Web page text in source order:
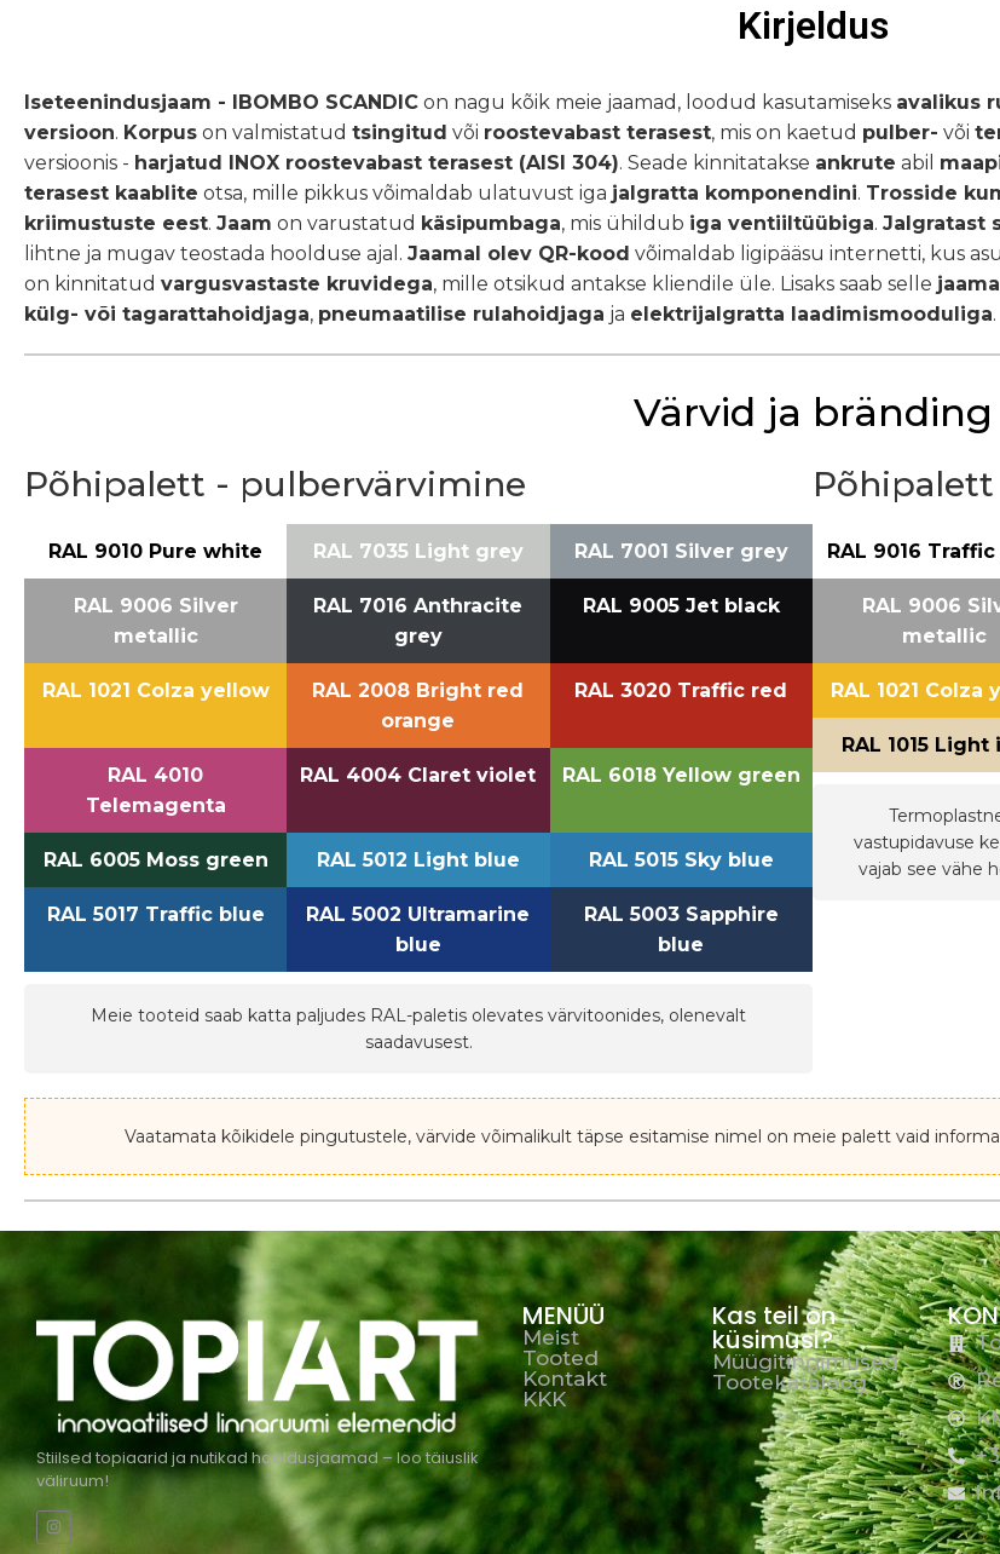
Kirjeldus
Iseteenindusjaam - IBOMBO SCANDIC on nagu kõik meie jaamad, loodud kasutamiseks avalikus
versioon. Korpus on valmistatud tsingitud või roostevabast terasest, mis on kaetud pulber- või
versioonis - harjatud INOX roostevabast terasest (AISI 304). Seade kinnitatakse ankrute abil
terasest kaablite otsa, mille pikkus võimaldab ulatuvust iga jalgratta komponendini. Trosside
kriimustuste eest. Jaam on varustatud käsipumbaga, mis ühildub iga ventiiltüübiga. Jalgratast
lihtne ja mugav teostada hoolduse ajal. Jaamal olev QR-kood võimaldab ligipääsu internetti, kus
on kinnitatud vargusvastaste kruvidega, mille otsikud antakse kliendile üle. Lisaks saab selle
külg- või tagarattahoidjaga, pneumaatilise rulahoidjaga ja elektrijalgratta laadimismooduliga.
Värvid ja bränding
Põhipalett - pulbervärvimine
RAL 9010 Pure white RAL 7035 Light grey RAL 7001 Silver grey
RAL 9006 Silver
metallic
RAL 7016 Anthracite
grey
RAL 9005 Jet black
RAL 1021 Colza yellow
RAL 2008 Bright red
orange
RAL 3020 Traffic red
RAL 4010
Telemagenta
RAL 4004 Claret violet RAL 6018 Yellow green
RAL 6005 Moss green RAL 5012 Light blue RAL 5015 Sky blue
RAL 5017 Traffic blue
RAL 5002 Ultramarine
blue
RAL 5003 Sapphire
blue
Meie tooteid saab katta paljudes RAL-paletis olevates värvitoonides, olenevalt
saadavusest.
RAL 9016
RAL 9006
metallic
RAL 1021 Colza
RAL 1015 Light
vastupidavuse
vajab see vähe
Vaatamata kõikidele pingutustele, värvide võimalikult täpse esitamise nimel on meie palett vaid
Stiilsed topiaarid ja nutikad hooldusjaamad – loo täiuslik
väliruum!
MENÜÜ
Meist
Tooted
Kontakt
KKK
Kas teil on
küsimusi?
Müügitingimused
Tootekataloog